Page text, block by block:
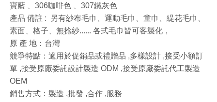
寶藍
、306咖啡色
、307鐵灰色
產品 備註 :
另有紗布毛巾、運動毛巾、童巾、緹花毛巾、
素面、格子、無捻紗...... 各式毛巾皆可客製化，
原 產 地：台灣
競爭特點：適用於促銷品或禮贈品 ,多樣設計 ,接受小額訂
單 ,接受原廠委託設計製造 ODM ,接受原廠委託代工製造
OEM
銷售方式：製造 ,批發 ,合作 ,服務